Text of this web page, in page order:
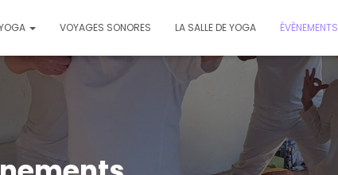
VOYAGES SONORES LA SALLE DE YOGA ÉVÈNEMENTS